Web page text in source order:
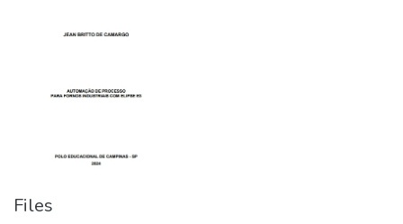
Files